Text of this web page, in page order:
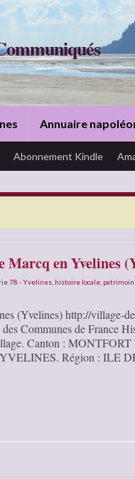
Annuaire
Abonnement Kindle
en Yvelines
78 - Yvelines histoire locale
(Yvelines) http://village-
Communes de France
Canton :
Région : ILE